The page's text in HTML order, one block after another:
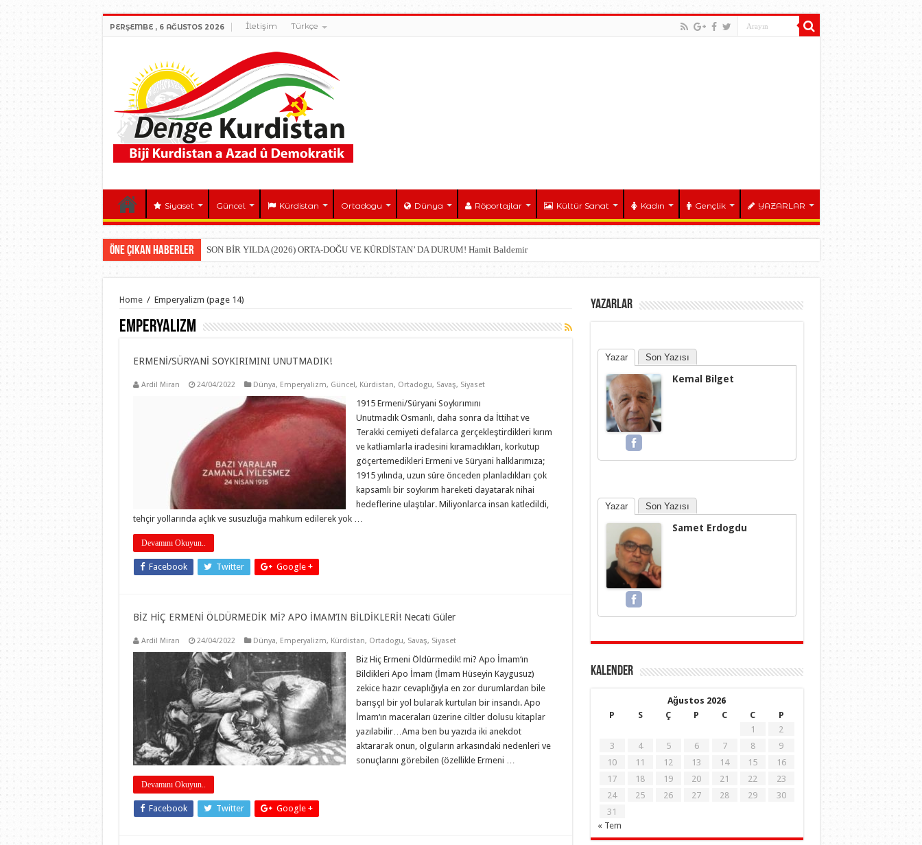
PERŞEMBE , 6 AĞUSTOS 2026 İletişim Türkçe
Siyaset Güncel Kürdistan Ortadogu Dünya Röportajlar Kültür Sanat Kadın Gençlik YAZARLAR
Öne çıkan Haberler SON BİR YILDA (2026) ORTA-DOĞU VE KÜRDİSTAN’ DA DURUM! Hamit Baldemir
Home / Emperyalizm (page 14)
Emperyalizm
ERMENİ/SÜRYANİ SOYKIRIMINI UNUTMADIK!
Ardil Miran 24/04/2022 Dünya, Emperyalizm, Güncel, Kürdistan, Ortadogu, Savaş, Siyaset
1915 Ermeni/Süryani Soykırımını
Unutmadık Osmanlı, daha sonra da İttihat ve
Terakki cemiyeti defalarca gerçekleştirdikleri kırım
ve katliamlarla iradesini kıramadıkları, korkutup
göçertemedikleri Ermeni ve Süryani halklarımıza;
1915 yılında, uzun süre önceden planladıkları çok
kapsamlı bir soykırım hareketi dayatarak nihai
hedeflerine ulaştılar. Miliyonlarca insan katledildi,
tehçir yollarında açlık ve susuzluğa mahkum edilerek yok …
Devamını Okuyun..
Facebook Twitter Google +
BİZ HİÇ ERMENİ ÖLDÜRMEDİK Mİ? APO İMAM’IN BİLDİKLERİ! Necati Güler
Ardil Miran 24/04/2022 Dünya, Emperyalizm, Kürdistan, Ortadogu, Savaş, Siyaset
Biz Hiç Ermeni Öldürmedik! mi? Apo İmam‘ın
Bildikleri Apo İmam (İmam Hüseyin Kaygusuz)
zekice hazır cevaplığıyla en zor durumlardan bile
barışçıl bir yol bularak kurtulan bir insandı. Apo
İmam‘ın maceraları üzerine ciltler dolusu kitaplar
yazılabilir…Ama ben bu yazıda iki anekdot
aktararak onun, olguların arkasındaki nedenleri ve
sonuçlarını görebilen (özellikle Ermeni …
Devamını Okuyun..
Facebook Twitter Google +
YAZARLAR
Yazar Son Yazısı
Kemal Bilget
Yazar Son Yazısı
Samet Erdogdu
KALENDER
Ağustos 2026
P
S Ç P C C
P
1
2
3
4 5 6 7 8
9
10
11 12 13 14 15
16
17
18 19 20 21 22
23
24
25 26 27 28 29
30
31
« Tem